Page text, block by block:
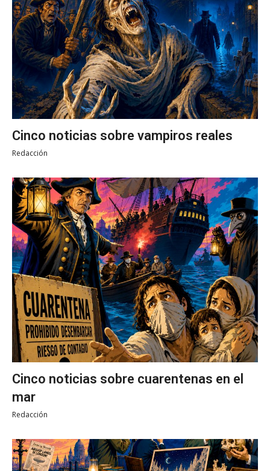
Cinco noticias sobre vampiros reales
Redacción
Cinco noticias sobre cuarentenas en el
mar
Redacción